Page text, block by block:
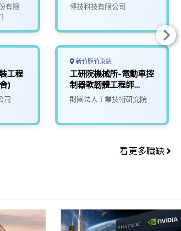
有限
工程
)
司
博技科技有限公司
新竹縣竹東鎮
工研院機械所-電動車控
制器軟韌體工程師
(D400)
財團法人工業技術研究院
看更多職缺